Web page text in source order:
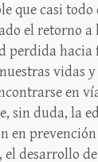
que casi
el retorno a
perdida hacia
vidas
en
sin duda, la
en
desarrollo